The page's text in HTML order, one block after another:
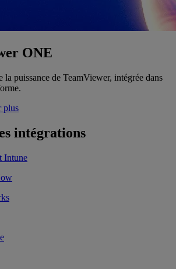
ONE
la puissance de TeamViewer, intégrée dans
plus
intégrations
Intune